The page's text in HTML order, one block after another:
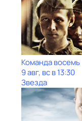
Команда восемь
9 авг, вс в 13:30
Звезда